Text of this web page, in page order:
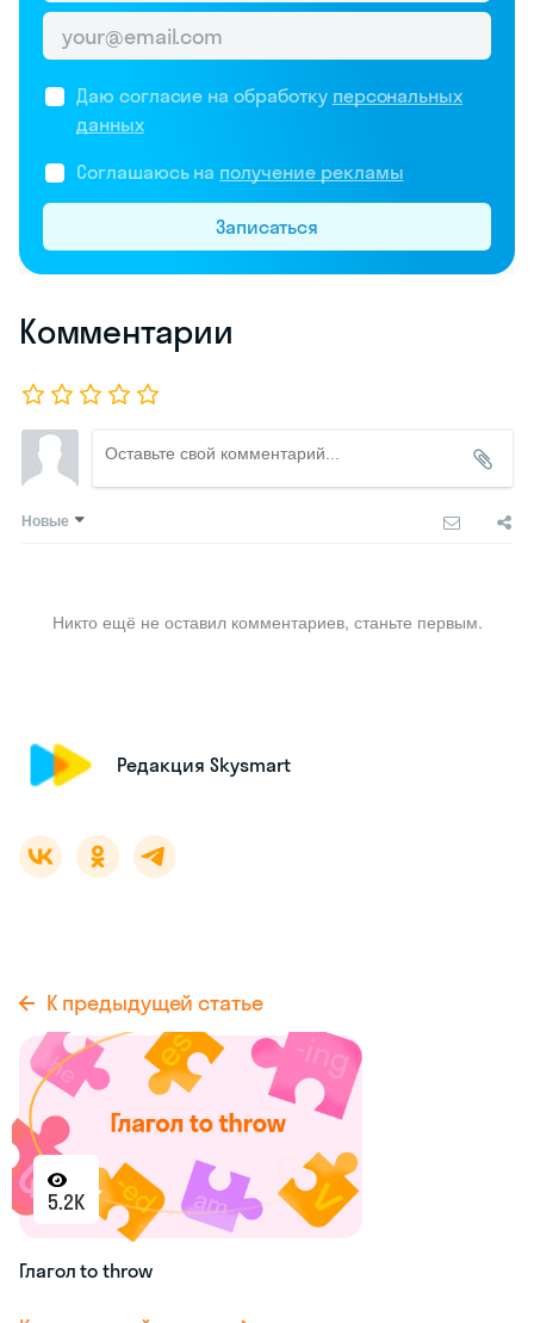
Даю согласие на обработку персональных
данных
Соглашаюсь на получение рекламы
Записаться
Комментарии
Новые
Никто ещё не оставил комментариев, станьте первым.
Редакция Skysmart
К предыдущей статье
5.2K
Глагол to throw